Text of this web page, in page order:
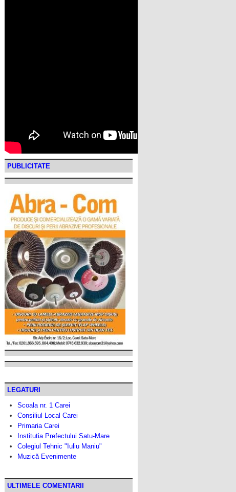
PUBLICITATE
LEGATURI
Scoala nr. 1 Carei
Consiliul Local Carei
Primaria Carei
Institutia Prefectului Satu-Mare
Colegiul Tehnic "Iuliu Maniu"
Muzică Evenimente
ULTIMELE COMENTARII